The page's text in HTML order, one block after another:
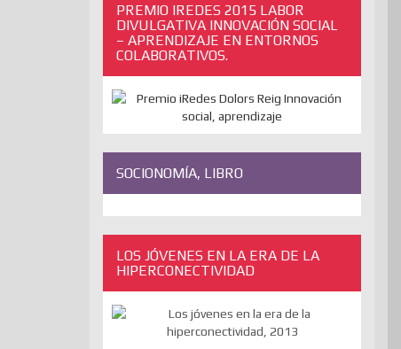
PREMIO IREDES 2015 LABOR
DIVULGATIVA INNOVACIÓN SOCIAL
– APRENDIZAJE EN ENTORNOS
COLABORATIVOS.
SOCIONOMÍA, LIBRO
LOS JÓVENES EN LA ERA DE LA
HIPERCONECTIVIDAD